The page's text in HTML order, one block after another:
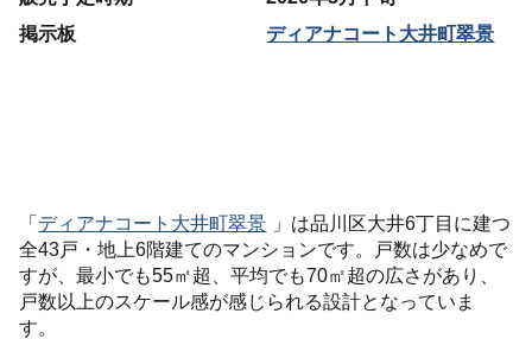
掲示板 ディアナコート大井町翠景
「ディアナコート大井町翠景 」は品川区大井6丁目に建つ
全43戸・地上6階建てのマンションです。戸数は少なめで
すが、最小でも55㎡超、平均でも70㎡超の広さがあり、
戸数以上のスケール感が感じられる設計となっていま
す。